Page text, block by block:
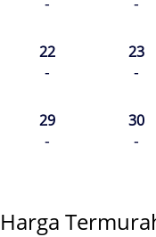
22
-
23
-
29
-
30
-
Harga